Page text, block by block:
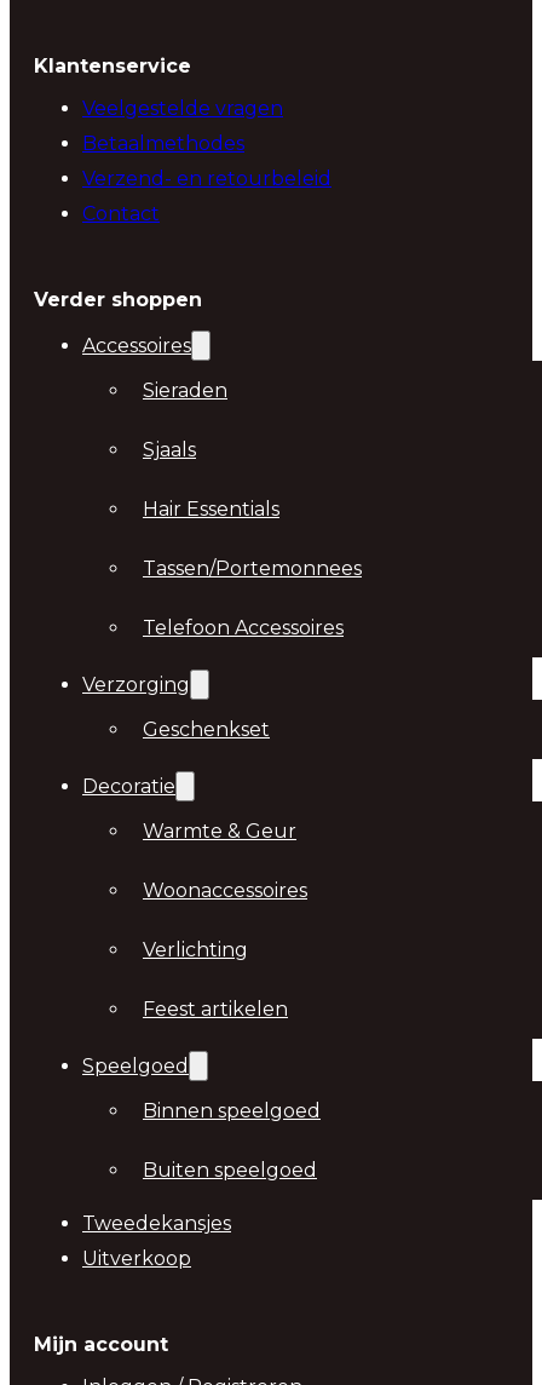
Klantenservice
Veelgestelde vragen
Betaalmethodes
Verzend- en retourbeleid
Contact
Verder shoppen
Accessoires
Sieraden
Sjaals
Hair Essentials
Tassen/Portemonnees
Telefoon Accessoires
Verzorging
Geschenkset
Decoratie
Warmte & Geur
Woonaccessoires
Verlichting
Feest artikelen
Speelgoed
Binnen speelgoed
Buiten speelgoed
Tweedekansjes
Uitverkoop
Mijn account